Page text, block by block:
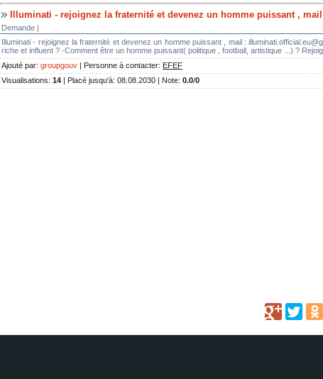
Illuminati - rejoignez la fraternité et devenez un homme puissant ,
Demande |
Illuminati - rejoignez la fraternité et devenez un homme puissant , mail :
riche et influent ? -Comment être un homme puissant( politique , football, artistique ...) ?
Ajouté par: groupgouv | Personne à contacter: EFEF
Visualisations: 14 | Placé jusqu'à: 08.08.2030 | Note: 0.0/0